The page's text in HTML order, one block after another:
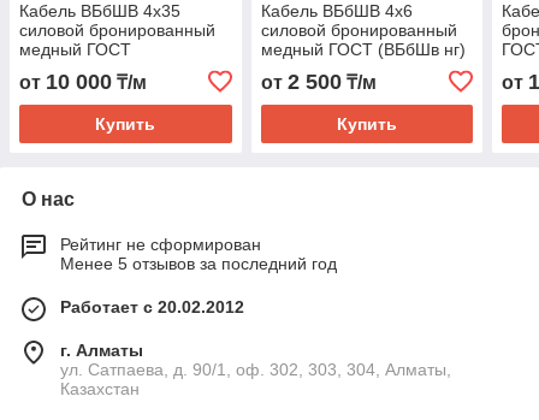
Кабель ВБбШВ 4х35
силовой бронированный
медный ГОСТ
от 10 000 ₸/м
Купить
Кабель ВБбШВ 4х6
силовой бронированный
медный ГОСТ (ВБбШв нг)
от 2 500₸/м
Купить
от
О нас
Рейтинг не сформирован
Менее 5 отзывов за последний год
Работает с 20.02.2012
г. Алматы
ул. Сатпаева, д. 90/1, оф. 302, 303, 304, Алматы,
Казахстан